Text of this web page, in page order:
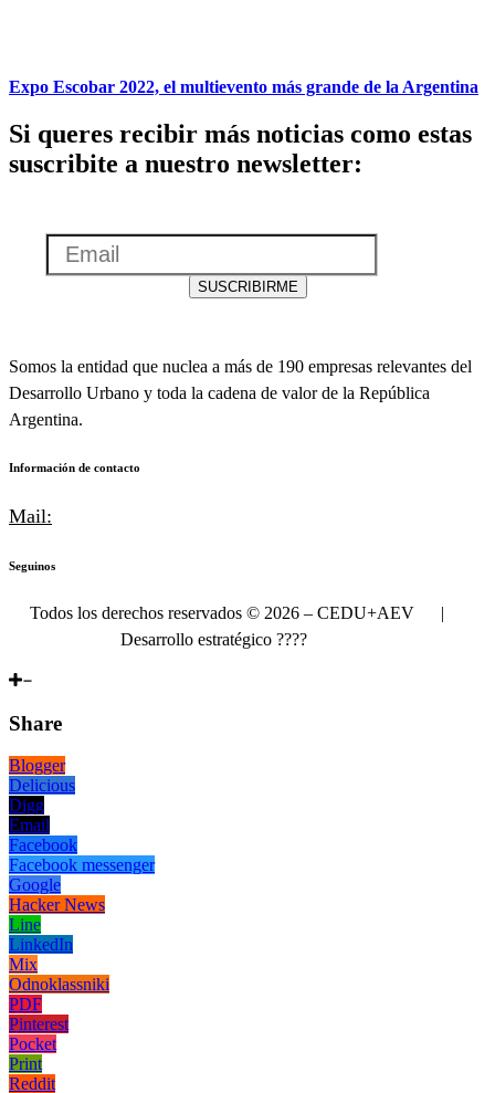
Expo Escobar 2022, el multievento más grande de la Argentina
Si queres recibir más noticias como estas
suscribite a nuestro newsletter:
SUSCRIBIRME
Somos la entidad que nuclea a más de 190 empresas relevantes del
Desarrollo Urbano y toda la cadena de valor de la República
Argentina.
Información de contacto
Mail:
Seguinos
Todos los derechos reservados © 2026 – CEDU+AEV |
Desarrollo estratégico ????
Share
Blogger
Delicious
Digg
Email
Facebook
Facebook messenger
Google
Hacker News
Line
LinkedIn
Mix
Odnoklassniki
PDF
Pinterest
Pocket
Print
Reddit